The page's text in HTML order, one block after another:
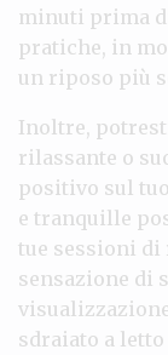
minuti prima
pratiche, in
un riposo più
Inoltre,
rilassante o
positivo sul
e tranquille
tue sessioni di
sensazione di
sdraiato a